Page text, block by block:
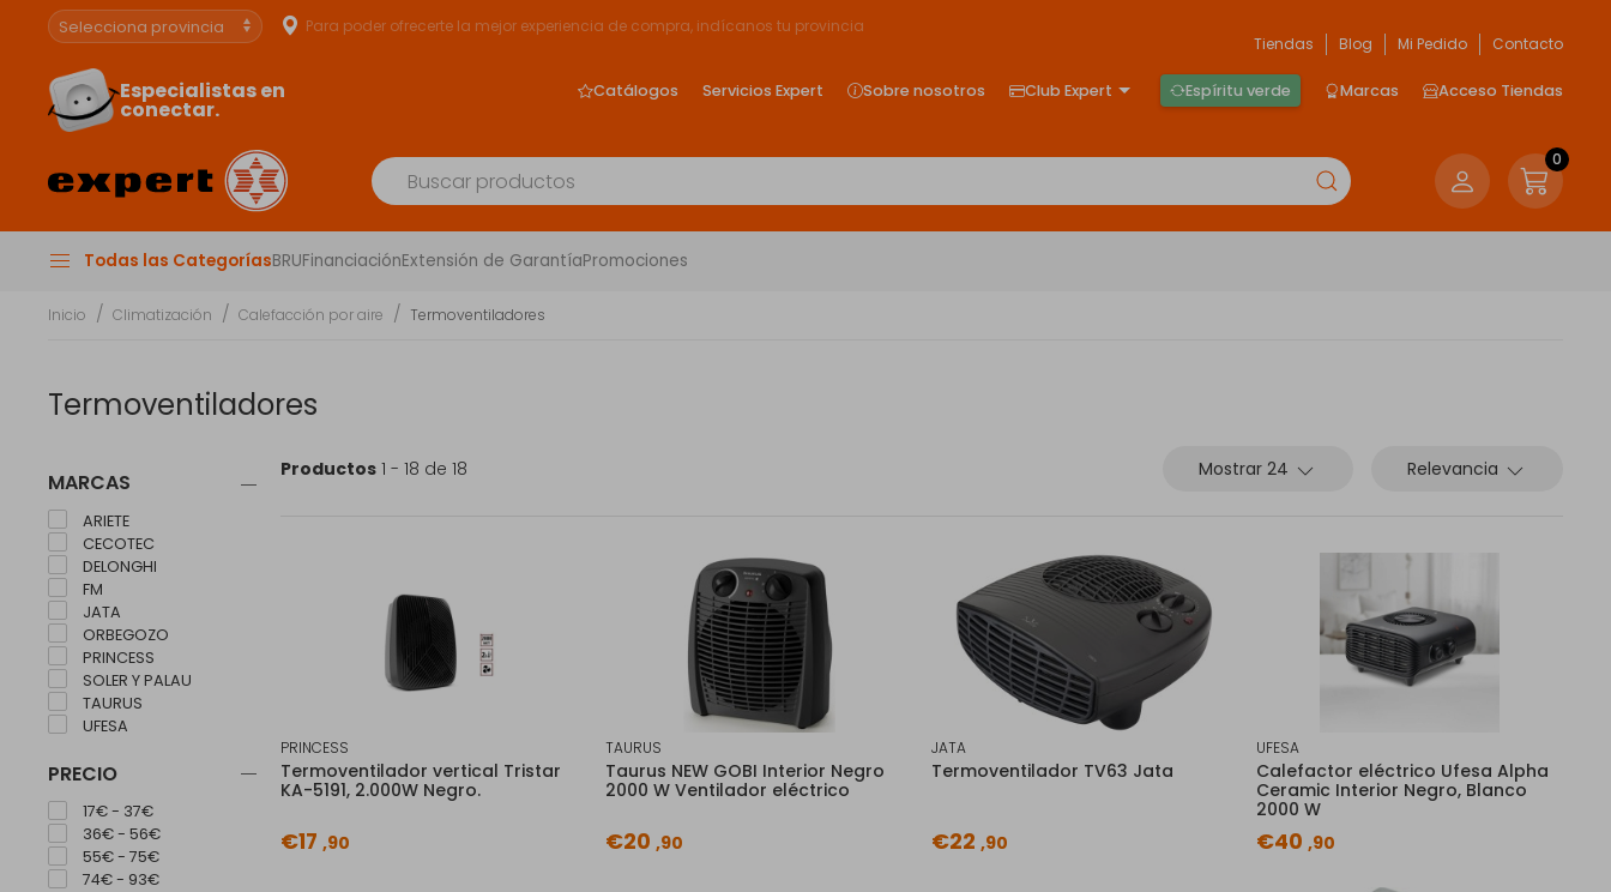
Para poder ofrecerte la mejor experiencia de compra, indícanos tu provincia
Tiendas
Blog Mi Pedido Contacto
Especialistas en
conectar.
Catálogos Servicios Expert Sobre nosotros Club Expert Espíritu verde Marcas Acceso Tiendas
0
Todas las CategoríasBRUFinanciaciónExtensión de GarantíaPromociones
Inicio Climatización Calefacción por aire Termoventiladores
Termoventiladores
MARCAS
ARIETE
CECOTEC
DELONGHI
FM
JATA
ORBEGOZO
PRINCESS
SOLER Y PALAU
TAURUS
UFESA
PRECIO
17€ - 37€
36€ - 56€
55€ - 75€
74€ - 93€
Productos 1 - 18 de 18 Mostrar 24 Relevancia
PRINCESS
Termoventilador vertical Tristar
KA-5191, 2.000W Negro.
€17 ,90
TAURUS
Taurus NEW GOBI Interior Negro
2000 W Ventilador eléctrico
€20,90
JATA
Termoventilador TV63 Jata
€22 ,90
UFESA
Calefactor eléctrico Ufesa Alpha
Ceramic Interior Negro, Blanco
2000 W
€40 ,90